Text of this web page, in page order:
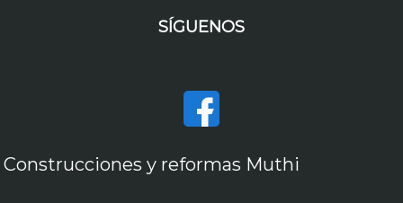
SÍGUENOS
Construcciones y reformas Muthi